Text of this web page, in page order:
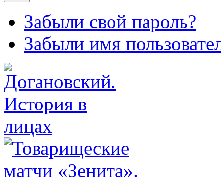
Забыли свой пароль?
Забыли имя